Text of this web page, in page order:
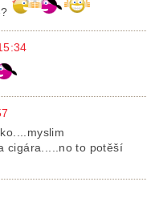
cigára.....no to potěší